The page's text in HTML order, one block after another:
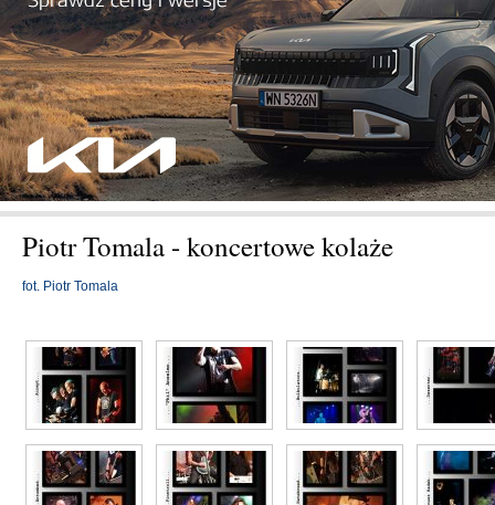
Piotr Tomala - koncertowe kolaże
fot. Piotr Tomala